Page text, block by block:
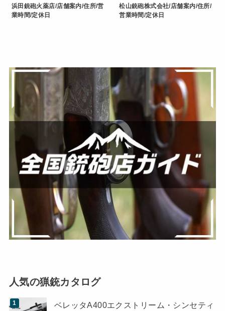
浜田銃砲火薬店/店舗案内/住所/営
業時間/定休日
松山銃砲株式会社/店舗案内/住所/
営業時間/定休日
人気の猟銃カタログ
ベレッタA400エクストリーム・シンセティ